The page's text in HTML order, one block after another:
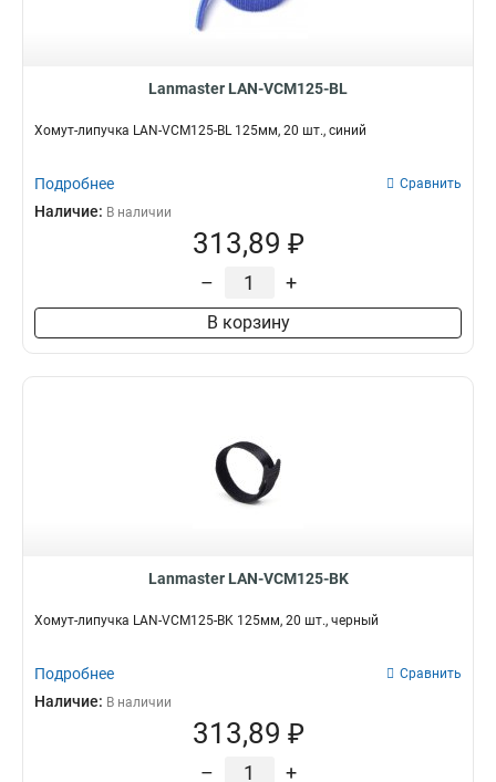
Lanmaster LAN-VCM125-BL
Хомут-липучка LAN-VCM125-BL 125мм, 20 шт., синий
Подробнее Сравнить
Наличие: В наличии
313,89 ₽
– +
В корзину
Lanmaster LAN-VCM125-BK
Хомут-липучка LAN-VCM125-BK 125мм, 20 шт., черный
Подробнее Сравнить
Наличие: В наличии
313,89 ₽
– +